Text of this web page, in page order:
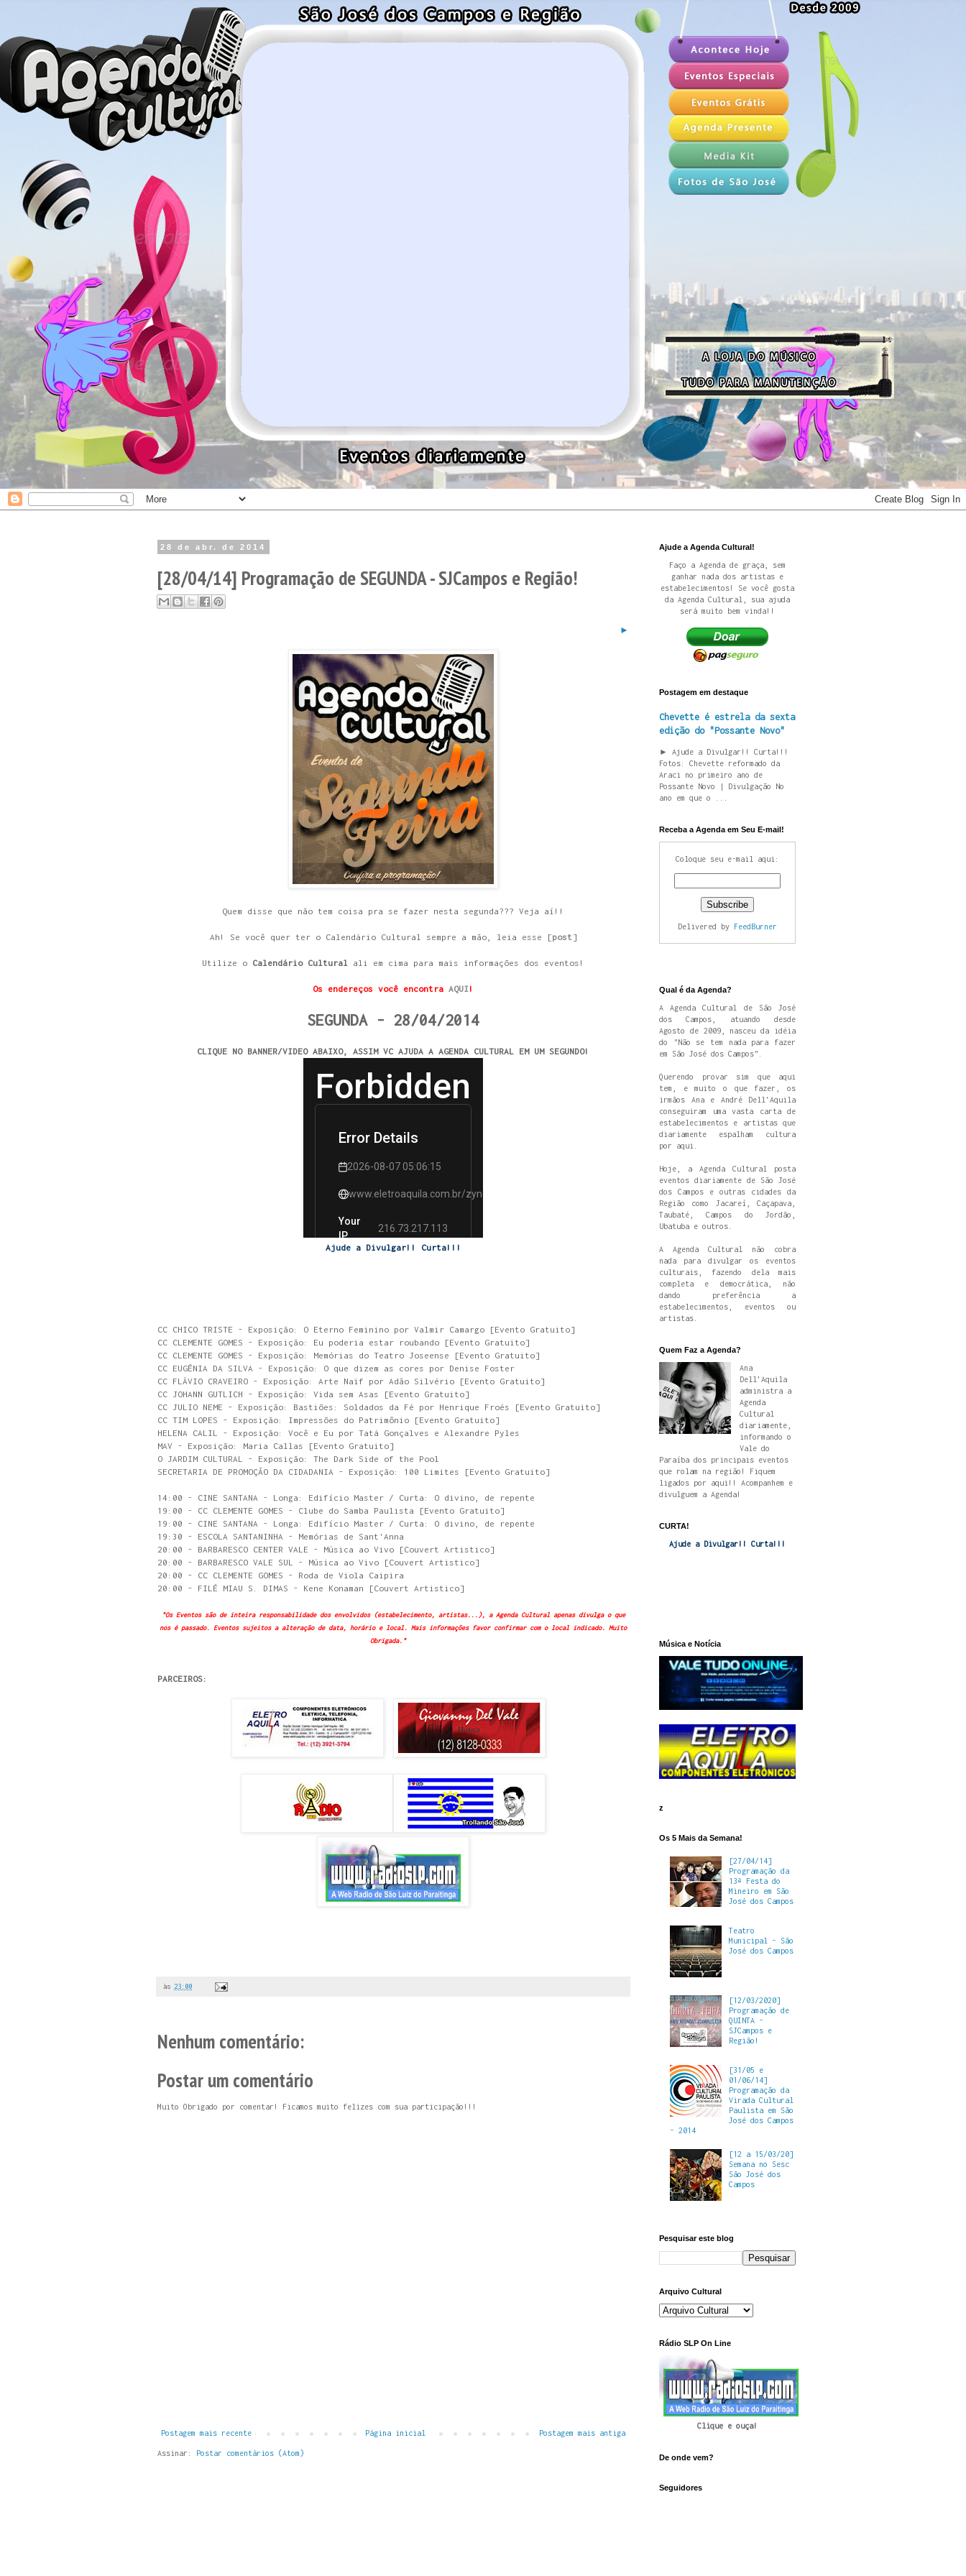
28 de abr. de 2014
[28/04/14] Programação de SEGUNDA - SJCampos e Região!
►
Quem disse que não tem coisa pra se fazer nesta segunda??? Veja aí!!
Ah! Se você quer ter o Calendário Cultural sempre a mão, leia esse [post ]
Utilize o Calendário Cultural ali em cima para mais informações dos eventos!
Os endereços você encontra AQUI!
SEGUNDA - 28/04/2014
CLIQUE NO BANNER/VIDEO ABAIXO, ASSIM VC AJUDA A AGENDA CULTURAL EM UM SEGUNDO!
Ajude a Divulgar!! Curta!!!
CC CHICO TRISTE - Exposição: O Eterno Feminino por Valmir Camargo [Evento Gratuito]
CC CLEMENTE GOMES - Exposição: Eu poderia estar roubando [Evento Gratuito]
CC CLEMENTE GOMES - Exposição: Memórias do Teatro Joseense [Evento Gratuito]
CC EUGÊNIA DA SILVA - Exposição: O que dizem as cores por Denise Foster
CC FLÁVIO CRAVEIRO - Exposição: Arte Naïf por Adão Silvério [Evento Gratuito]
CC JOHANN GUTLICH - Exposição: Vida sem Asas [Evento Gratuito]
CC JULIO NEME - Exposição: Bastiões: Soldados da Fé por Henrique Froés [Evento Gratuito]
CC TIM LOPES - Exposição: Impressões do Patrimônio [Evento Gratuito]
HELENA CALIL - Exposição: Você e Eu por Tatá Gonçalves e Alexandre Pyles
MAV - Exposição: Maria Callas [Evento Gratuito]
O JARDIM CULTURAL - Exposição: The Dark Side of the Pool
SECRETARIA DE PROMOÇÃO DA CIDADANIA - Exposição: 100 Limites [Evento Gratuito]
14:00 - CINE SANTANA - Longa: Edifício Master / Curta: O divino, de repente
19:00 - CC CLEMENTE GOMES - Clube do Samba Paulista [Evento Gratuito]
19:00 - CINE SANTANA - Longa: Edifício Master / Curta: O divino, de repente
19:30 - ESCOLA SANTANINHA - Memórias de Sant'Anna
20:00 - BARBARESCO CENTER VALE - Música ao Vivo [Couvert Artistico]
20:00 - BARBARESCO VALE SUL - Música ao Vivo [Couvert Artistico]
20:00 - CC CLEMENTE GOMES - Roda de Viola Caipira
20:00 - FILÉ MIAU S. DIMAS - Kene Konaman [Couvert Artistico]
"Os Eventos são de inteira responsabilidade dos envolvidos (estabelecimento, artistas...), a Agenda Cultural apenas divulga o que
nos é passado. Eventos sujeitos a alteração de data, horário e local. Mais informações favor confirmar com o local indicado. Muito
Obrigada."
PARCEIROS:
às 23:00
Nenhum comentário:
Postar um comentário
Muito Obrigado por comentar! Ficamos muito felizes com sua participação!!!
Postagem mais recente Postagem mais antiga
Página inicial
Assinar: Postar comentários (Atom)
Ajude a Agenda Cultural!
Faço a Agenda de graça, sem
ganhar nada dos artistas e
estabelecimentos! Se você gosta
da Agenda Cultural, sua ajuda
será muito bem vinda!!
Postagem em destaque
Chevette é estrela da sexta
edição do "Possante Novo"
► Ajude a Divulgar!! Curta!!!
Fotos: Chevette reformado da
Araci no primeiro ano de
Possante Novo | Divulgação No
ano em que o ...
Receba a Agenda em Seu E-mail!
Coloque seu e-mail aqui:
Delivered by FeedBurner
Qual é da Agenda?
A Agenda Cultural de São José
dos Campos, atuando desde
Agosto de 2009, nasceu da idéia
do "Não se tem nada para fazer
em São José dos Campos".
Querendo provar sim que aqui
tem, e muito o que fazer, os
irmãos Ana e André Dell'Aquila
conseguiram uma vasta carta de
estabelecimentos e artistas que
diariamente espalham cultura
por aqui.
Hoje, a Agenda Cultural posta
eventos diariamente de São José
dos Campos e outras cidades da
Região como Jacareí, Caçapava,
Taubaté, Campos do Jordão,
Ubatuba e outros.
A Agenda Cultural não cobra
nada para divulgar os eventos
culturais, fazendo dela mais
completa e democrática, não
dando preferência a
estabelecimentos, eventos ou
artistas.
Quem Faz a Agenda?
Ana
Dell'Aquila
administra a
Agenda
Cultural
diariamente,
informando o
Vale do
Paraíba dos principais eventos
que rolam na região! Fiquem
ligados por aqui!! Acompanhem e
divulguem a Agenda!
CURTA!
Ajude a Divulgar!! Curta!!!
Música e Notícia
z
Os 5 Mais da Semana!
[27/04/14]
Programação da
13ª Festa do
Mineiro em São
José dos Campos
Teatro
Municipal - São
José dos Campos
[12/03/2020]
Programação de
QUINTA -
SJCampos e
Região!
[31/05 e
01/06/14]
Programação da
Virada Cultural
Paulista em São
José dos Campos
- 2014
[12 a 15/03/20]
Semana no Sesc
São José dos
Campos
Pesquisar este blog
Arquivo Cultural
Rádio SLP On Line
Clique e ouça!
De onde vem?
Seguidores